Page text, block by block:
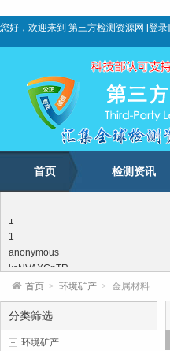
您好，欢迎来到 第三方检测资源网 [登录]
首页 检测资讯
1
1
anonymous
ksNVAXGnTR
FFSEXXTkjeroPv
SdwLBwDombxYI
1
首页 > 环境矿产 > 金属材料
分类筛选
环境矿产